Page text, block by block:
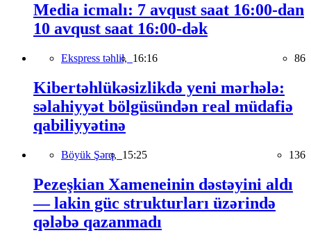
Media icmalı: 7 avqust saat 16:00-dan
10 avqust saat 16:00-dək
Ekspress təhlil, 16:16 86
Kibertəhlükəsizlikdə yeni mərhələ:
səlahiyyət bölgüsündən real müdafiə
qabiliyyətinə
Böyük Şərq, 15:25 136
Pezeşkian Xameneinin dəstəyini aldı
— lakin güc strukturları üzərində
qələbə qazanmadı